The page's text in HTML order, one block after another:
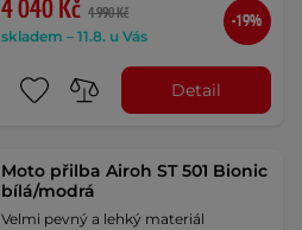
4 040 Kč 4 990 Kč
skladem – 11.8. u Vás
-19%
Detail
Moto přilba Airoh ST 501 Bionic
bílá/modrá
Velmi pevný a lehký materiál